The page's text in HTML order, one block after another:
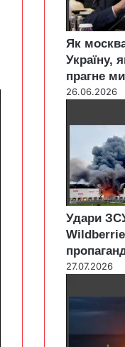
Як
Україну,
прагне
26.06.2026
Удари
27.07.2026